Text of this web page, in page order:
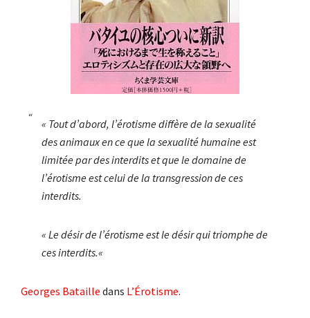
« Tout d’abord, l’érotisme diffère de la sexualité
des animaux en ce que la sexualité humaine est
limitée par des interdits et que le domaine de
l’érotisme est celui de la transgression de ces
interdits.
«Le désir de l’érotisme est le désir qui triomphe de
ces interdits.«
Georges Bataille dans L’Érotisme.